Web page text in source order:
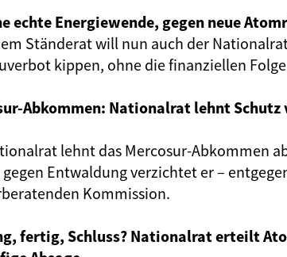
echte Energiewende, gegen neue
Ständerat will nun auch der
kippen, ohne die finanziellen
Abkommen: Nationalrat lehnt
lehnt das Mercosur-Abkommen
gegen Entwaldung verzichtet er –
Kommission.
fertig, Schluss? Nationalrat erteilt